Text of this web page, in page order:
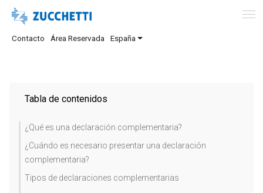
Contacto Área Reservada España
Tabla de contenidos
¿Qué es una declaración complementaria?
¿Cuándo es necesario presentar una declaración
complementaria?
Tipos de declaraciones complementarias